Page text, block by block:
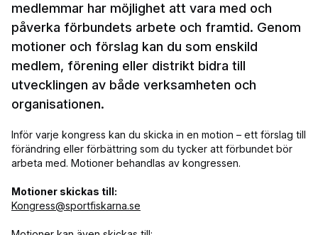
medlemmar har möjlighet att vara med och
påverka förbundets arbete och framtid. Genom
motioner och förslag kan du som enskild
medlem, förening eller distrikt bidra till
utvecklingen av både verksamheten och
organisationen.
Inför varje kongress kan du skicka in en motion – ett förslag till
förändring eller förbättring som du tycker att förbundet bör
arbeta med. Motioner behandlas av kongressen.
Motioner skickas till:
Kongress@sportfiskarna.se